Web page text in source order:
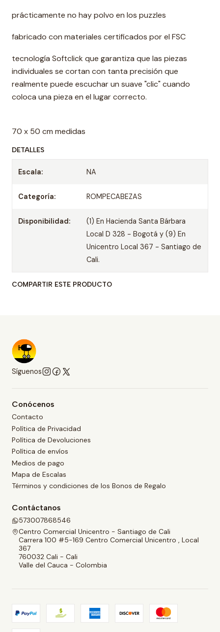
prácticamente no hay polvo en los puzzles
fabricado con materiales certificados por el FSC
tecnología Softclick que garantiza que las piezas
individuales se cortan con tanta precisión que
realmente puede escuchar un suave "clic" cuando
coloca una pieza en el lugar correcto.
70 x 50 cm medidas
DETALLES
Escala: NA
Categoría: ROMPECABEZAS
Disponibilidad:
(1) En Hacienda Santa Bárbara
Local D 328 - Bogotá y (9) En
Unicentro Local 367 - Santiago de
Cali.
COMPARTIR ESTE PRODUCTO
Síguenos
Conócenos
Contacto
Política de Privacidad
Política de Devoluciones
Política de envíos
Medios de pago
Mapa de Escalas
Términos y condiciones de los Bonos de Regalo
Contáctanos
573007868546
Centro Comercial Unicentro - Santiago de Cali
Carrera 100 #5-169 Centro Comercial Unicentro , Local
367
760032 Cali - Cali
Valle del Cauca - Colombia